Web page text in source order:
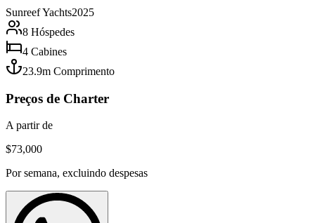
Sunreef Yachts2025
8 Hóspedes
4 Cabines
23.9m Comprimento
Preços de Charter
A partir de
$73,000
Por semana, excluindo despesas